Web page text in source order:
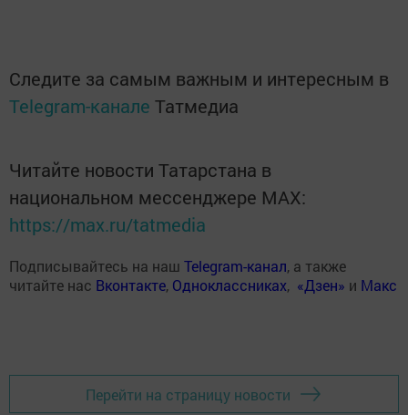
Следите за самым важным и интересным в
Telegram-канале Татмедиа
Читайте новости Татарстана в
национальном мессенджере MАХ:
https://max.ru/tatmedia
Подписывайтесь на наш Telegram-канал, а также
читайте нас Вконтакте, Одноклассниках, «Дзен» и Макс
Перейти на страницу новости